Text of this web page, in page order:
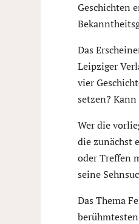
Geschichten
Das
Leipziger
vier
setzen?
Wer die
die zunächst
oder Treffen
seine
Das Thema